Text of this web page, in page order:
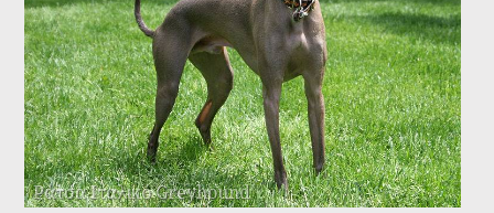
Ράτσα Ιταλικό Greyhound